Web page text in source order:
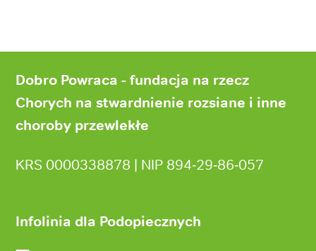
stronyDobro Powraca - fundacja na rzecz
Chorych na stwardnienie rozsiane i inne
choroby przewlekłe
KRS 0000338878 | NIP 894‑29‑86‑057
Infolinia dla Podopiecznych